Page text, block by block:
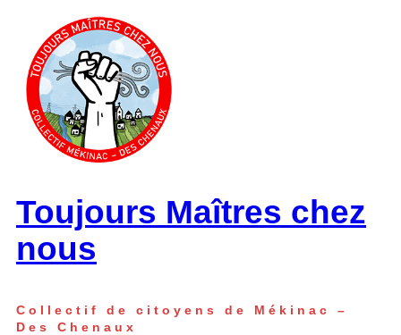
contenu
Toujours Maîtres chez
nous
Collectif de citoyens de Mékinac –
Des Chenaux